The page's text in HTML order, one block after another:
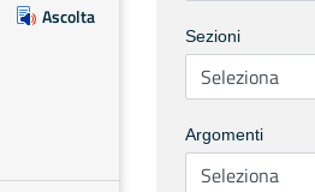
Ascolta
Sezioni
Argomenti